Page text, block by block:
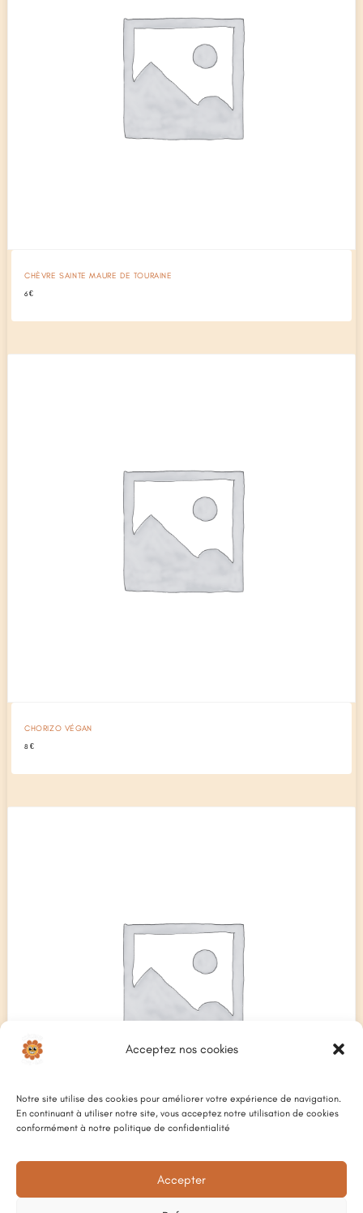
Acceptez nos cookies
Notre site utilise des cookies pour améliorer votre expérience de navigation.
En continuant à utiliser notre site, vous acceptez notre utilisation de cookies
conformément à notre politique de confidentialité
Accepter
CHÈVRE SAINTE MAURE DE TOURAINE
6 €
CHORIZO VÉGAN
8 €
TERRINE DE CAMPAGNE AUX CÈPES
8€